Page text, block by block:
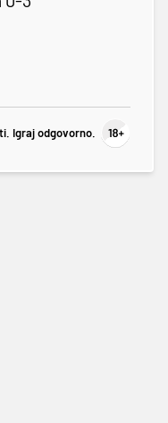
Igraj odgovorno.